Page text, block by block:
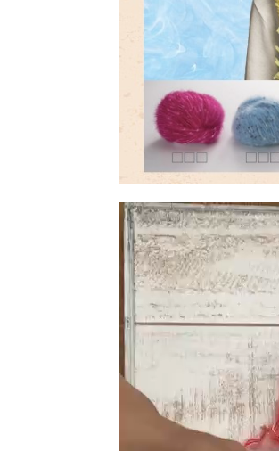
動
画
プ
ヤ